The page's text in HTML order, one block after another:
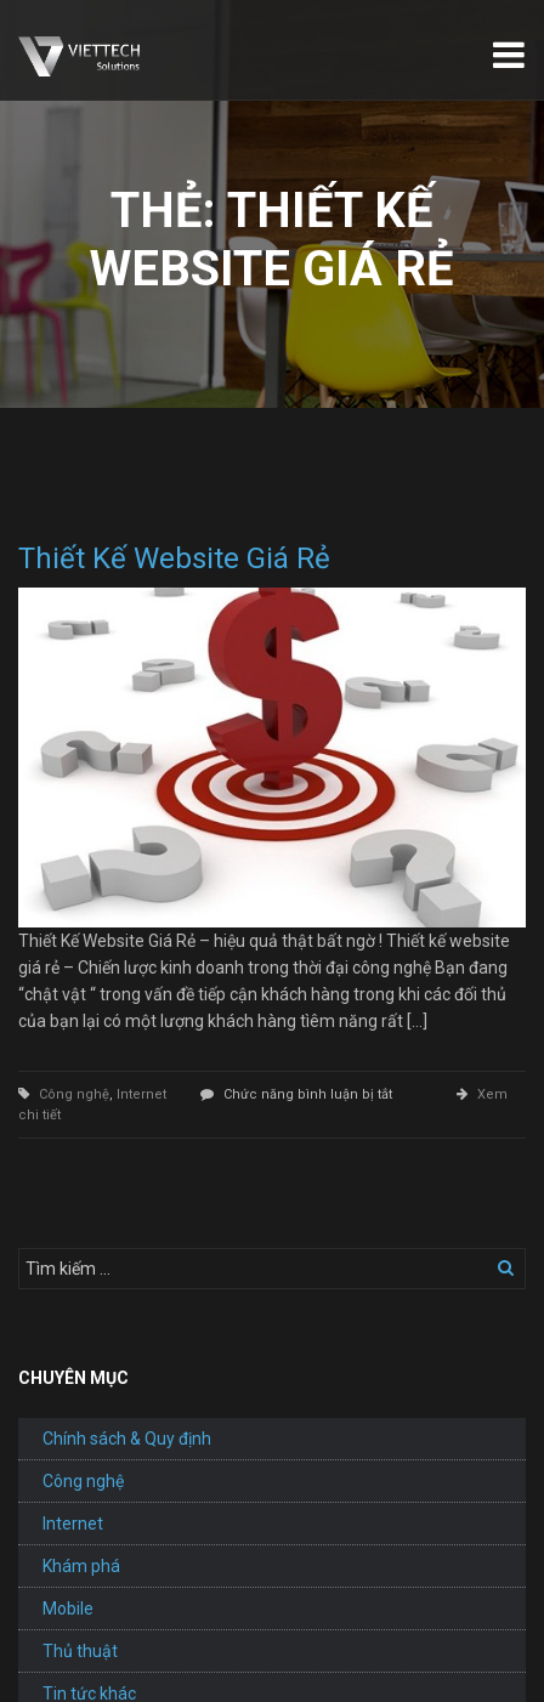
THẺ: THIẾT KẾ
WEBSITE GIÁ RẺ
Thiết Kế Website Giá Rẻ
Thiết Kế Website Giá Rẻ – hiệu quả thật bất ngờ ! Thiết kế website
giá rẻ – Chiến lược kinh doanh trong thời đại công nghệ Bạn đang
“chật vật “ trong vấn đề tiếp cận khách hàng trong khi các đối thủ
của bạn lại có một lượng khách hàng tìêm năng rất […]
Công nghệ, Internet Chức năng bình luận bị tắtở
Xem
chi tiết
CHUYÊN MỤC
Chính sách & Quy định
Công nghệ
Internet
Khám phá
Mobile
Thủ thuật
Tin tức khác